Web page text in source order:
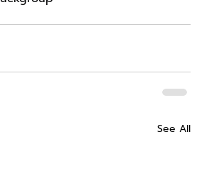
See All